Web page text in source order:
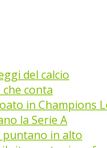
del calcio
conta
in Champions
la Serie A
puntano in alto